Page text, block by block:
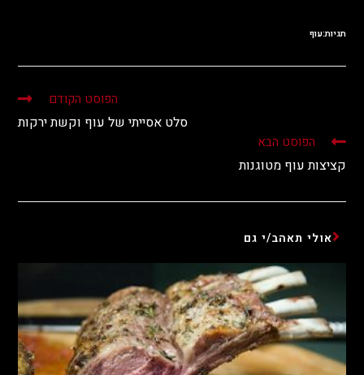
תגיות:עוף
הפוסט הקודם
סלט אסייתי של עוף וקשת ירקות
הפוסט הבא
קציצות עוף מטוגנות
אולי תאהב/י גם